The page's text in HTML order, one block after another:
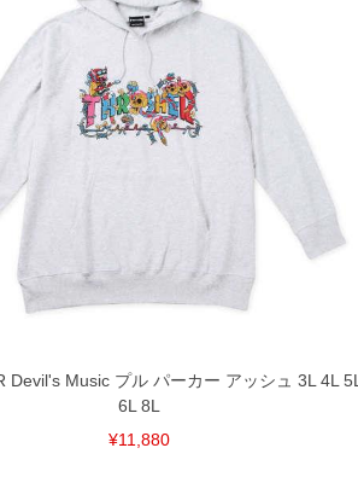
Devil's Music プル パーカー アッシュ 3L 4L 5L
6L 8L
¥11,880